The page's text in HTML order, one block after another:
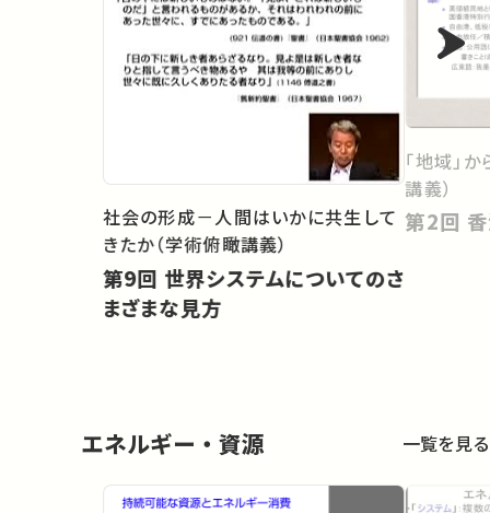
社会の形成－人間はいかに共生して
きたか（学術俯瞰講義）
第9回 世界システムについてのさ
まざまな見方
「地域」
講義）
第
エネルギー・資源 一覧を見る